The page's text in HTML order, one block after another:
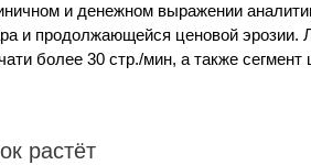
и денежном выражении
и продолжающейся ценовой эрозии.
более 30 стр./мин, а также
растёт